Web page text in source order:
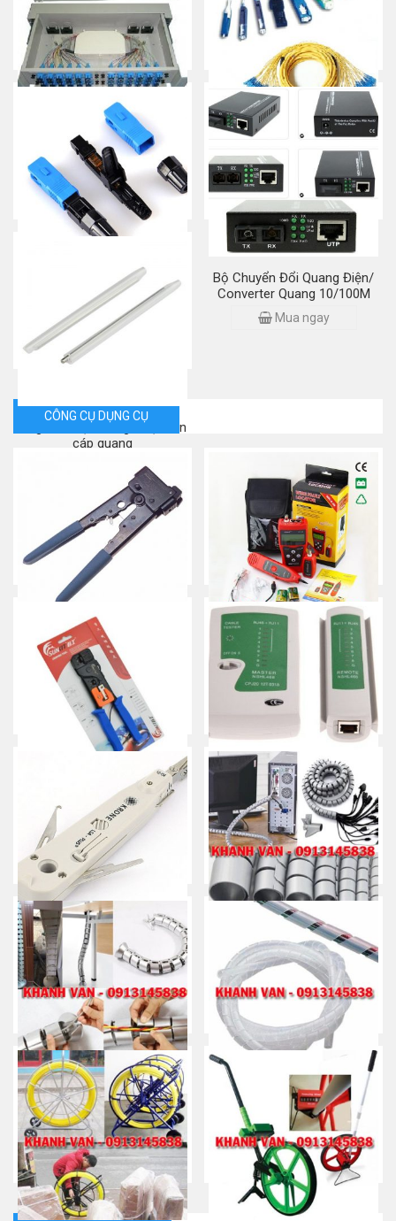
ODF 24FO-Hộp phối quang/
Giá phối quang
Mua ngay
Dây nhảy quang/ Fiber Optic
Mua ngay
Đầu nối quang nhanh – Fast
Connector SC/APC
Mua ngay
Bộ Chuyển Đổi Quang Điện/
Converter Quang 10/100M
Mua ngay
Ống co nhiệt/ nung nhiệt hàn
cáp quang
CÔNG CỤ DỤNG CỤ
Kìm bấm mạng đầu RJ45,
chính hãng COMMSCOPE/
AMP
Mua ngay
MÁY TEST MẠNG NF-308
Kìm bấm mạng RJ45 –
SUNKIT
Mua ngay
Máy Test cáp mạng, điện
thoại – RJ45/ RJ11
Mua ngay
Tool nhấn phiến Krone/ Dao
phập phiến
Mua ngay
Dụng cụ thu gọn dây điện/
Ống luồn dây/ Nẹp dây
Mua ngay
Ống luồn dây dạng khớp nối/
ống xương cá/ Ống chân voi/
chân luồn cáp
Mua ngay
Dây xoắn ruột gà/ Ống xoắn
bó dây
Mua ngay